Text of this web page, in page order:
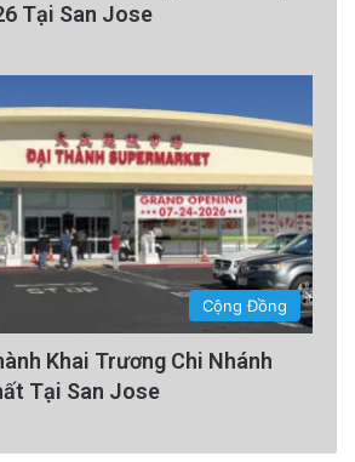
Tại San Jose
Cộng Đồng
Khai Trương Chi Nhánh
Tại San Jose